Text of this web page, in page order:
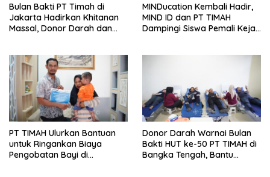
Bulan Bakti PT Timah di
Jakarta Hadirkan Khitanan
Massal, Donor Darah dan
MINDucation Kembali Hadir,
MIND ID dan PT TIMAH
Dampingi Siswa Pemali Kejar
PT TIMAH Ulurkan Bantuan
untuk Ringankan Biaya
Pengobatan Bayi di
Donor Darah Warnai Bulan
Bakti HUT ke-50 PT TIMAH di
Bangka Tengah, Bantu